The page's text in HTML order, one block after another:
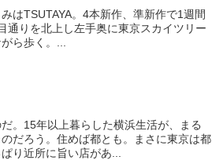
はTSUTAYA。4本新作、準新作で1週間
通りを北上し左手奥に東京スカイツリー
ら歩く。...
。15年以上暮らした横浜生活が、まる
だろう。住めば都とも。まさに東京は都
り近所に旨い店があ...